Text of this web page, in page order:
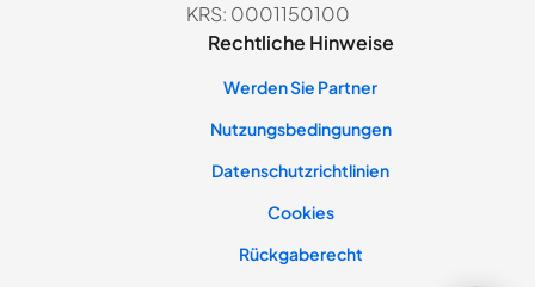
KRS: 0001150100
Rechtliche Hinweise
Werden Sie Partner
Nutzungsbedingungen
Datenschutzrichtlinien
Cookies
Rückgaberecht